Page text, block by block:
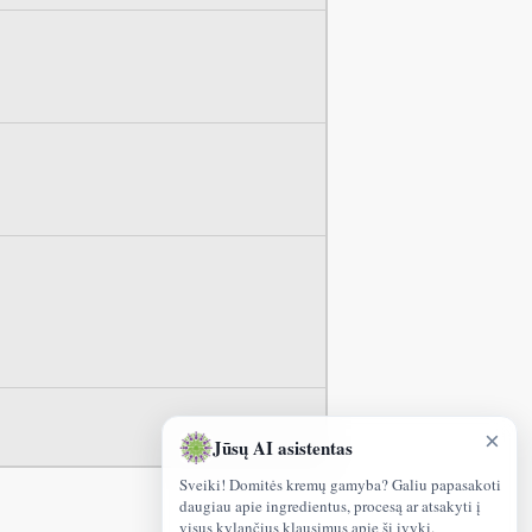
×
Jūsų AI asistentas
Sveiki! Domitės kremų gamyba? Galiu papasakoti
daugiau apie ingredientus, procesą ar atsakyti į
visus kylančius klausimus apie šį įvykį.